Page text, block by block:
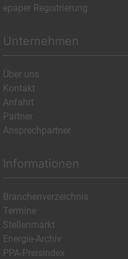
epaper Registrierung
Unternehmen
Über uns
Kontakt
Anfahrt
Partner
Ansprechpartner
Informationen
Branchenverzeichnis
Termine
Stellenmarkt
Energie-Archiv
PPA-Preisindex